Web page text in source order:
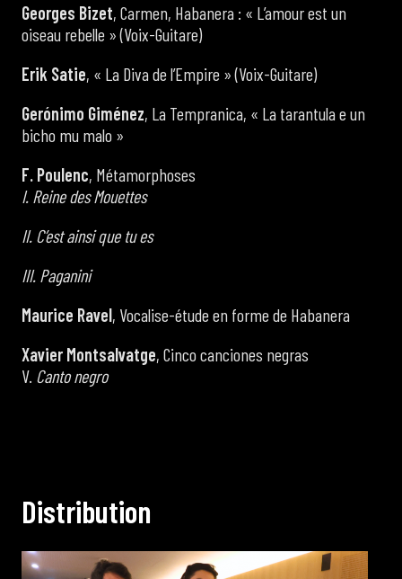
Georges Bizet, Carmen, Habanera : « L’amour est un
oiseau rebelle » (Voix-Guitare)
Erik Satie, « La Diva de l’Empire » (Voix-Guitare)
Gerónimo Giménez, La Tempranica, « La tarantula e un
bicho mu malo »
F. Poulenc, Métamorphoses
I. Reine des Mouettes
II. C’est ainsi que tu es
III. Paganini
Maurice Ravel, Vocalise-étude en forme de Habanera
Xavier Montsalvatge, Cinco canciones negras
V. Canto negro
Distribution